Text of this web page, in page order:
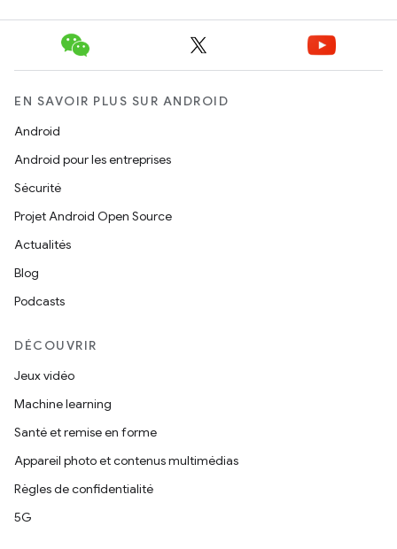
EN SAVOIR PLUS SUR ANDROID
Android
Android pour les entreprises
Sécurité
Projet Android Open Source
Actualités
Blog
Podcasts
DÉCOUVRIR
Jeux vidéo
Machine learning
Santé et remise en forme
Appareil photo et contenus multimédias
Règles de confidentialité
5G